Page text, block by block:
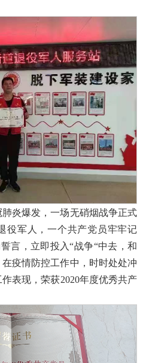
炎爆发，一场无硝烟战争正式
役军人，一个共产党员牢牢记
言，立即投入“战争“中去，和
疫情防控工作中，时时处处冲
表现，荣获2020年度优秀共产